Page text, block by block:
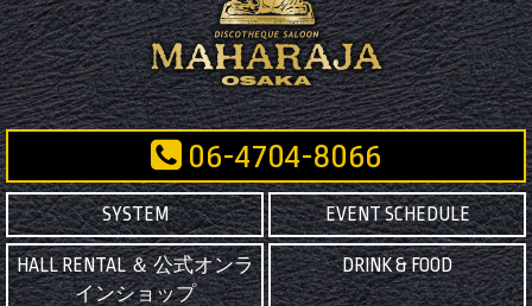
06-4704-8066
SYSTEM EVENT SCHEDULE
HALL RENTAL ＆ 公式オンラ
インショップ
DRINK & FOOD